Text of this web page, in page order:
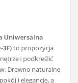
Uniwersalna
3F)to propozycja
i podkreślić
Drewno naturalne
i elegancję, a